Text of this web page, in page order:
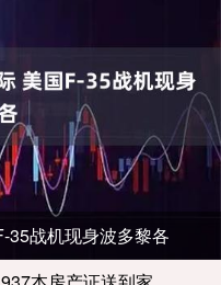
35战机现身波多黎各